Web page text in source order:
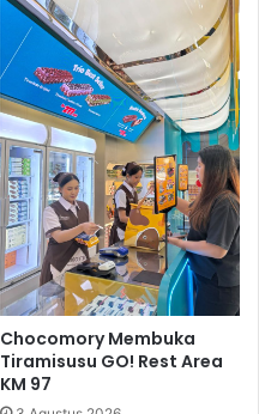
Chocomory Membuka
Tiramisusu GO! Rest Area
KM 97